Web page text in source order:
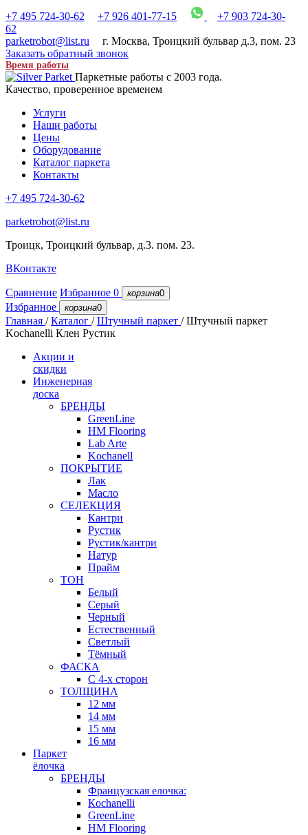
+7 495 724-30-62 +7 926 401-77-15
+7 903 724-30-
62
parketrobot@list.ru
г. Москва, Троицкий бульвар д.3, пом. 23
Заказать обратный звонок
Время работы
Паркетные работы с 2003 года.
Качество, проверенное временем
Услуги
Наши работы
Цены
Оборудование
Каталог паркета
Контакты
+7 495 724-30-62
parketrobot@list.ru
Троицк, Троицкий бульвар, д.3. пом. 23.
ВКонтакте
Сравнение Избранное 0 корзина0
Избранное корзина0
Главная /Каталог /Штучный паркет /Штучный паркет
Kochanelli Клен Рустик
Акции и
скидки
Инженерная
доска
БРЕНДЫ
GreenLine
HM Flooring
Lab Arte
Kochanell
ПОКРЫТИЕ
Лак
Масло
СЕЛЕКЦИЯ
Кантри
Рустик
Рустик/кантри
Натур
Прайм
ТОН
Белый
Серый
Черный
Естественный
Светлый
Тёмный
ФАСКА
С 4-х сторон
ТОЛЩИНА
12 мм
14 мм
15 мм
16 мм
Паркет
ёлочка
БРЕНДЫ
Французская елочка:
Кochanelli
GreenLine
HM Flooring